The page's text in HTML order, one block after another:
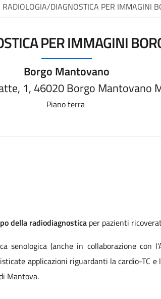
RADIOLOGIA/DIAGNOSTICA PER IMMAGINI
PER IMMAGINI
Borgo Mantovano
1, 46020 Borgo Mantovano
Piano terra
della radiodiagnostica per pazienti
senologica (anche in collaborazione con
applicazioni riguardanti la cardio-TC e
Mantova.